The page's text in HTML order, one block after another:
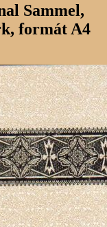
Sammel,
formát A4